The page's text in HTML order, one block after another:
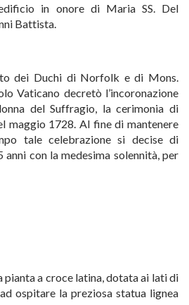
in onore di Maria SS. Del
Battista.
dei Duchi di Norfolk e di Mons.
Vaticano decretò l’incoronazione
del Suffragio, la cerimonia di
maggio 1728. Al fine di mantenere
tale celebrazione si decise di
anni con la medesima solennità, per
pianta a croce latina, dotata ai lati di
ospitare la preziosa statua lignea